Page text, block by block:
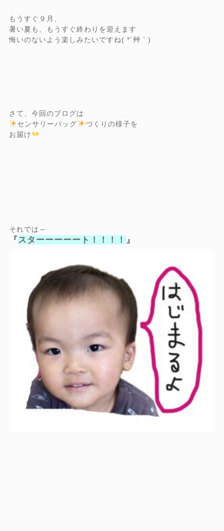
もうすぐ９月、
暑い夏も、もうすぐ終わりを迎えます
悔いのないよう楽しみたいですね( *´艸｀)
さて、今回のブログは
センサリーバッグ
づくりの様子を
お届け
それでは～
『スターーーーート！！！！ 』